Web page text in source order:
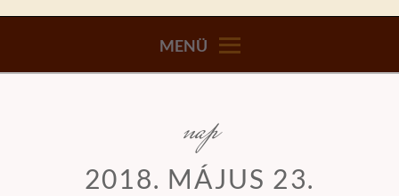
MENÜ
nap
2018. MÁJUS 23.